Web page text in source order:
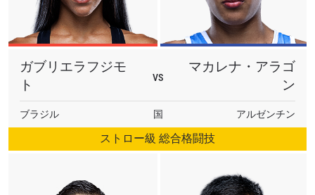
ガブリエラフジモ
ト
VS
マカレナ・アラゴ
ン
ブラジル 国 アルゼンチン
ストロー級 総合格闘技